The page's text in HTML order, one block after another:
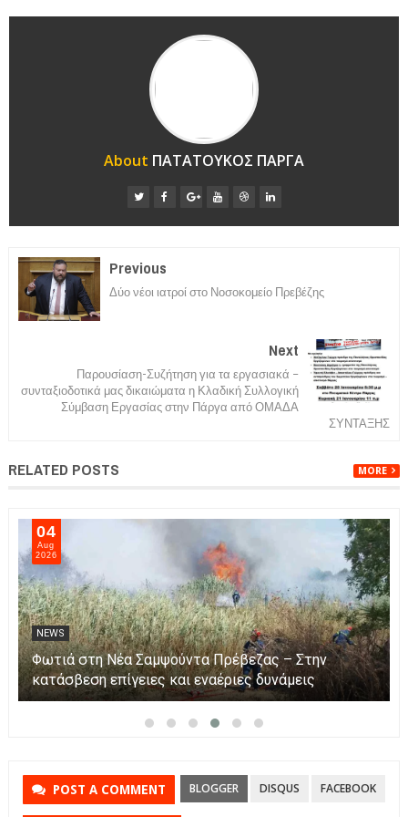
About ΠΑΤΑΤΟΥΚΟΣ ΠΑΡΓΑ
Previous
Δύο νέοι ιατροί στο Νοσοκομείο Πρεβέζης
Next
Παρουσίαση-Συζήτηση για τα εργασιακά –
συνταξιοδοτικά μας δικαιώματα η Κλαδική Συλλογική
Σύμβαση Εργασίας στην Πάργα από ΟΜΑΔΑ
ΣΥΝΤΑΞΗΣ
RELATED POSTS MORE
04
Aug
2026
NEWS
Φωτιά στη Νέα Σαμψούντα Πρέβεζας – Στην
κατάσβεση επίγειες και εναέριες δυνάμεις
POST A COMMENT BLOGGER DISQUS FACEBOOK